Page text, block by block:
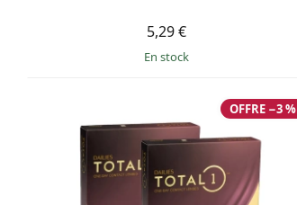
5,29 €
en stock
OFFRE −3 %